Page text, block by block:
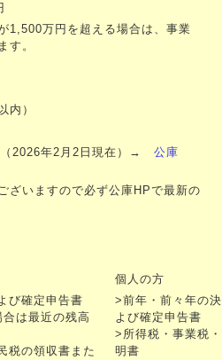
1,500万円を超える場合は、事業
す。
内）
2026年2月2日現在）→ 公庫
ざいますので必ず公庫HPで最新の
び確定申告書
は最近の残高
税の領収書また
個人の方
>前年・前々年の
よび確定申告書
>所得税・事業税
明書